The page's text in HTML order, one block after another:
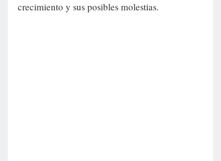
crecimiento y sus posibles molestias.